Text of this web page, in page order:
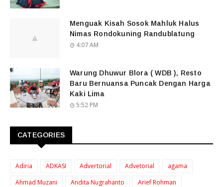
Menguak Kisah Sosok Mahluk Halus
Nimas Rondokuning Randublatung
4:07 AM
Warung Dhuwur Blora ( WDB ), Resto
Baru Bernuansa Puncak Dengan Harga
Kaki Lima
5:52 PM
CATEGORIES
Adiria ADKASI Advertorial Advetorial
agama
Ahmad Muzani
Andita Nugrahanto
Arief Rohman